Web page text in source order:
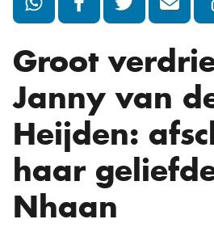
Groot
Janny van
Heijden:
haar
Nhaan